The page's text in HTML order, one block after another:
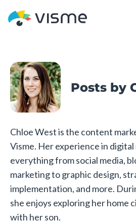
Posts by
Chloe West is the content
Visme. Her experience in
everything from social media,
marketing to graphic design,
implementation, and more.
she enjoys exploring her home
with her son.